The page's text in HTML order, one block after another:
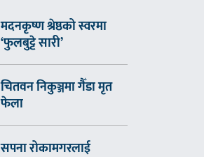
मदनकृष्ण श्रेष्ठको स्वरमा
‘फुलबुट्टे सारी’
चितवन निकुञ्जमा गैँडा मृत
फेला
सपना रोकामगरलाई